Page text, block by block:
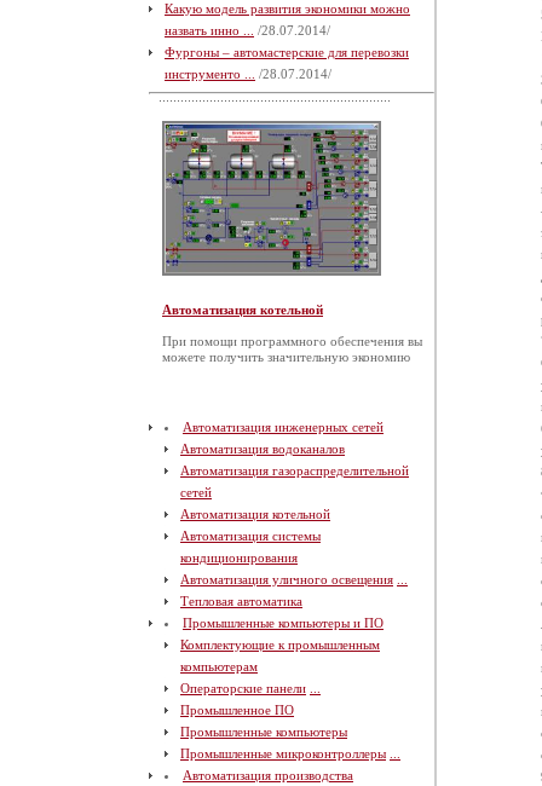
Какую модель развития экономики можно
назвать инно ...
/28.07.2014/
Фургоны – автомастерские для перевозки
инструменто ...
/28.07.2014/
Автоматизация котельной
При помощи программного обеспечения вы
можете получить значительную экономию
Автоматизация инженерных сетей
Автоматизация водоканалов
Автоматизация газораспределительной
сетей
Автоматизация котельной
Автоматизация системы
кондиционирования
Автоматизация уличного освещения
Тепловая автоматика
Промышленные компьютеры и ПО
Комплектующие к промышленным
компьютерам
Операторские панели
Промышленное ПО
Промышленные компьютеры
Промышленные микроконтроллеры
Автоматизация производства